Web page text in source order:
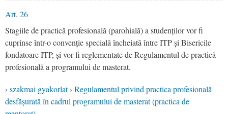
Art. 26
Stagiile de practică profesională (parohială) a studenților vor fi
cuprinse într-o convenție specială încheiată între ITP și Bisericile
fondatoare ITP, și vor fi reglementate de Regulamentul de practică
profesională a programului de masterat.
› szakmai gyakorlat› Regulamentul privind practica profesională
desfășurată în cadrul programului de masterat (practica de